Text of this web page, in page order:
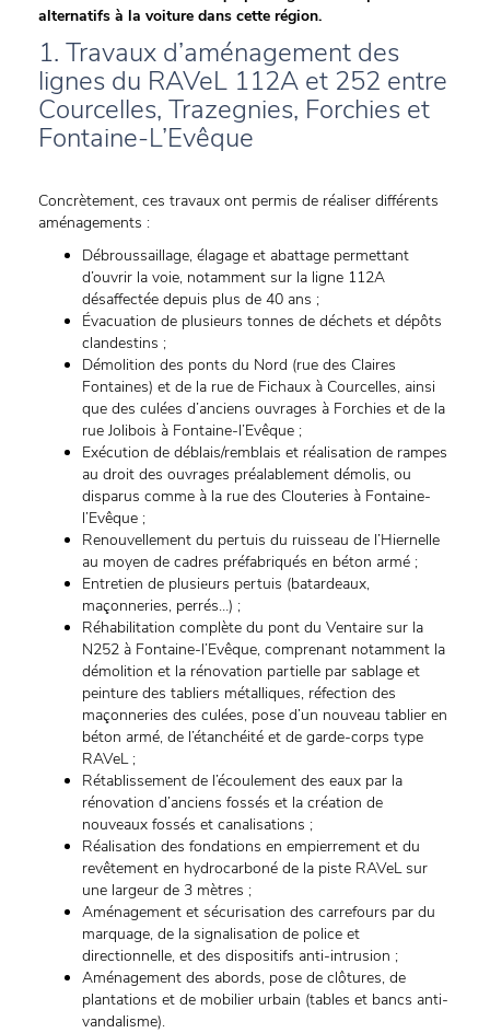
alternatifs à la voiture dans cette région.
1. Travaux d’aménagement des
lignes du RAVeL 112A et 252 entre
Courcelles, Trazegnies, Forchies et
Fontaine-L’Evêque
Concrètement, ces travaux ont permis de réaliser différents
aménagements :
Débroussaillage, élagage et abattage permettant
d’ouvrir la voie, notamment sur la ligne 112A
désaffectée depuis plus de 40 ans ;
Évacuation de plusieurs tonnes de déchets et dépôts
clandestins ;
Démolition des ponts du Nord (rue des Claires
Fontaines) et de la rue de Fichaux à Courcelles, ainsi
que des culées d’anciens ouvrages à Forchies et de la
rue Jolibois à Fontaine-l’Evêque ;
Exécution de déblais/remblais et réalisation de rampes
au droit des ouvrages préalablement démolis, ou
disparus comme à la rue des Clouteries à Fontaine-
l’Evêque ;
Renouvellement du pertuis du ruisseau de l’Hiernelle
au moyen de cadres préfabriqués en béton armé ;
Entretien de plusieurs pertuis (batardeaux,
maçonneries, perrés…) ;
Réhabilitation complète du pont du Ventaire sur la
N252 à Fontaine-l’Evêque, comprenant notamment la
démolition et la rénovation partielle par sablage et
peinture des tabliers métalliques, réfection des
maçonneries des culées, pose d’un nouveau tablier en
béton armé, de l’étanchéité et de garde-corps type
RAVeL ;
Rétablissement de l’écoulement des eaux par la
rénovation d’anciens fossés et la création de
nouveaux fossés et canalisations ;
Réalisation des fondations en empierrement et du
revêtement en hydrocarboné de la piste RAVeL sur
une largeur de 3 mètres ;
Aménagement et sécurisation des carrefours par du
marquage, de la signalisation de police et
directionnelle, et des dispositifs anti-intrusion ;
Aménagement des abords, pose de clôtures, de
plantations et de mobilier urbain (tables et bancs anti-
vandalisme).